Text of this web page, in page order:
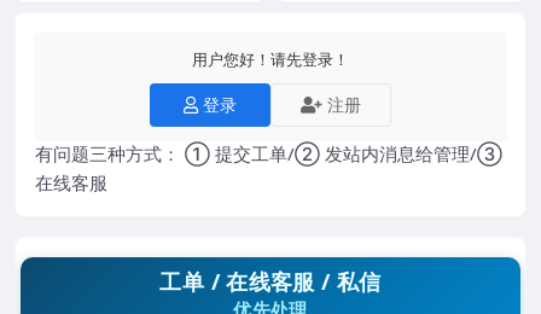
用户您好！请先登录！
登录 注册
有问题三种方式： ① 提交工单/② 发站内消息给管理/③
在线客服
工单 / 在线客服 / 私信
优先处理